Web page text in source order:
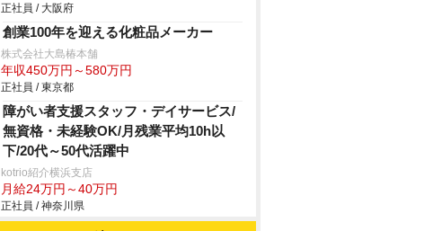
正社員 / 大阪府
創業100年を迎える化粧品メーカー
株式会社大島椿本舗
年収450万円～580万円
正社員 / 東京都
障がい者支援スタッフ・デイサービス/
無資格・未経験OK/月残業平均10h以
下/20代～50代活躍中
kotrio紹介横浜支店
月給24万円～40万円
正社員 / 神奈川県